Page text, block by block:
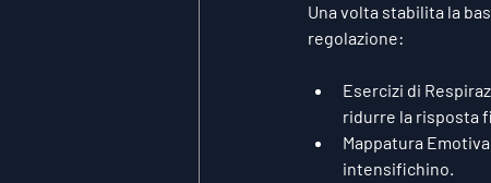
Una volta stabilita la
regolazione:
Esercizi di
ridurre la risposta
Mappatura
intensifichino.